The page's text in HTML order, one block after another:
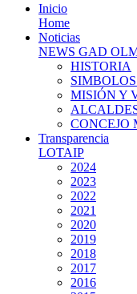
Inicio
Home
Noticias
NEWS GAD
HISTORIA
MISIÓN Y
CONCEJO
Transparencia
LOTAIP
2024
2023
2022
2021
2020
2019
2018
2017
2016